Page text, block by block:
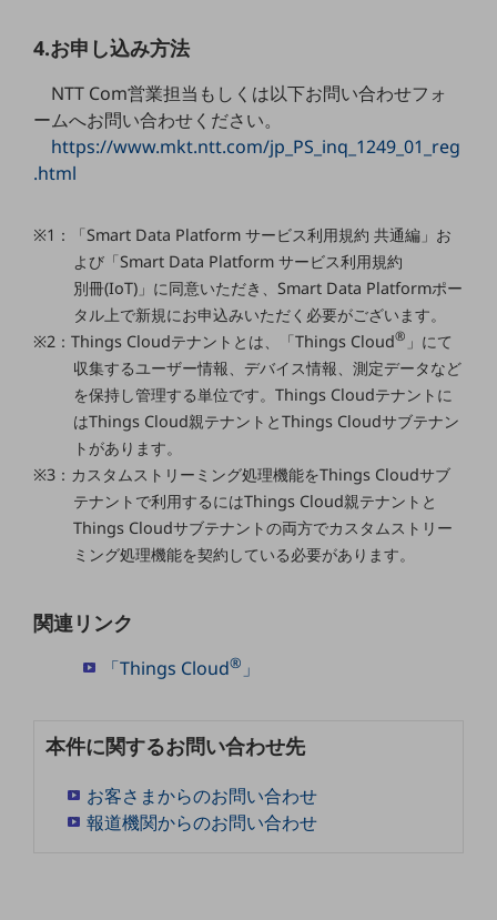
キーワードで探す
モバイルTOP
法人向けスマホ・携帯に関する、
おすすめの機種、料金やサービスをご紹介
ビジネス向けスマートフォン
タフネススマートフォン
データ通信製品
ドコモケータイ
5G対応ホームルーター
通信モジュール製品
衛星携帯電話
IOT完了済みメーカーブランド製品
ドコモBiz データ無制限 ドコモ MAX ドコモ mini ドコモBiz かけ放題
ケータイプラン
データプラス
IoT向け回線料金
home5Gプラン
4.お申し込み方法
NTT Com営業担当もしくは以下お問い合わせフォ
ームへお問い合わせください。
https://www.mkt.ntt.com/jp_PS_inq_1249_01_reg
.html
※1：「Smart Data Platform サービス利用規約 共通編」お
よび「Smart Data Platform サービス利用規約
別冊(IoT)」に同意いただき、Smart Data Platformポー
タル上で新規にお申込みいただく必要がございます。
※2：Things Cloudテナントとは、「Things Cloud® 」にて
収集するユーザー情報、デバイス情報、測定データなど
を保持し管理する単位です。Things Cloudテナントに
はThings Cloud親テナントとThings Cloudサブテナン
トがあります。
※3：カスタムストリーミング処理機能をThings Cloudサブ
テナントで利用するにはThings Cloud親テナントと
Things Cloudサブテナントの両方でカスタムストリー
ミング処理機能を契約している必要があります。
関連リンク
「Things Cloud® 」
本件に関するお問い合わせ先
お客さまからのお問い合わせ
報道機関からのお問い合わせ